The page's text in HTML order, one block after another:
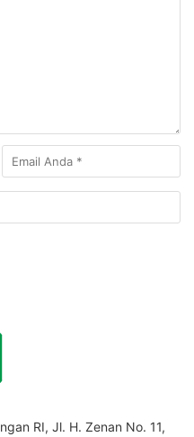
RI, Jl. H. Zenan No. 11,